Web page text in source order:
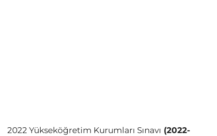
2022 Yükseköğretim Kurumları Sınavı (2022-